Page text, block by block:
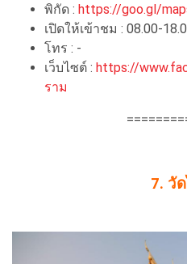
พิกัด : https://goo.gl/
เปิดให้เข้าชม : 08.00-
โทร : -
เว็บไซต์ : https://
ราม
7. วั